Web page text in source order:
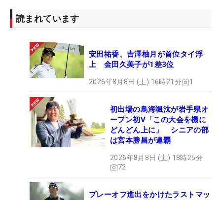
読まれています
安田祐香、吉澤柚月が首位タイ浮
上 金田久美子が1差3位
2026年8月8日 (土) 16時21分 1
初出場の鳥海颯汰が岩手県オ
ープン初V「この大会を機に
どんどん上に」 シニアの部
は宮本勝昌が連覇
2026年8月8日 (土) 18時25分
72
プレーオフ進出をかけたラストマッ